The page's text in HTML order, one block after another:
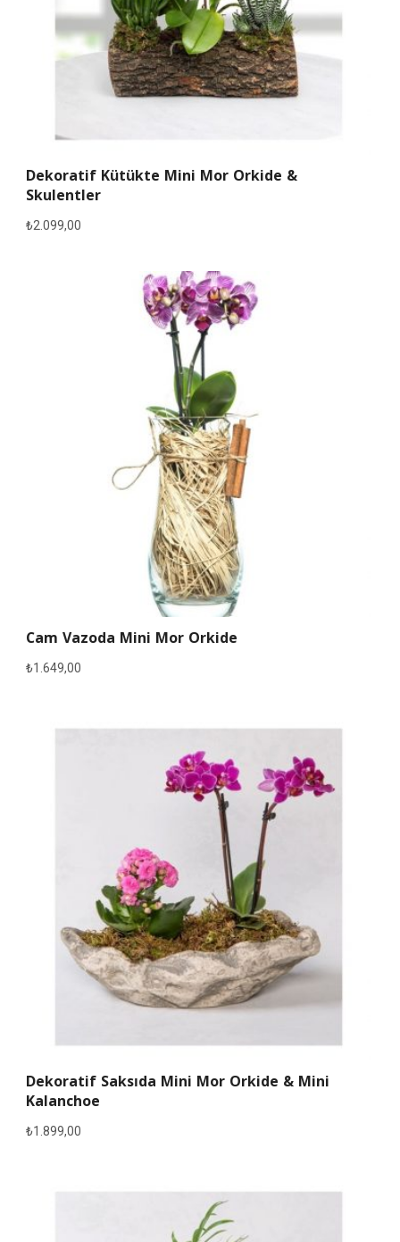
Dekoratif Kütükte Mini Mor Orkide &
Skulentler
₺2.099,00
Cam Vazoda Mini Mor Orkide
₺1.649,00
Dekoratif Saksıda Mini Mor Orkide & Mini
Kalanchoe
₺1.899,00